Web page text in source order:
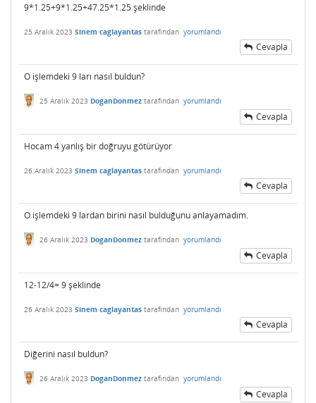
9*1.25+9*1.25+47.25*1.25 şeklinde
25 Aralık 2023 Sinem caglayantas tarafından yorumlandı
Cevapla
O işlemdeki 9 ları nasıl buldun?
25 Aralık 2023 DoganDonmez tarafından yorumlandı
Cevapla
Hocam 4 yanlış bir doğruyu götürüyor
26 Aralık 2023 Sinem caglayantas tarafından yorumlandı
Cevapla
O işlemdeki 9 lardan birini nasıl bulduğunu anlayamadım.
26 Aralık 2023 DoganDonmez tarafından yorumlandı
Cevapla
12-12/4= 9 şeklinde
26 Aralık 2023 Sinem caglayantas tarafından yorumlandı
Cevapla
Diğerini nasıl buldun?
26 Aralık 2023 DoganDonmez tarafından yorumlandı
Cevapla